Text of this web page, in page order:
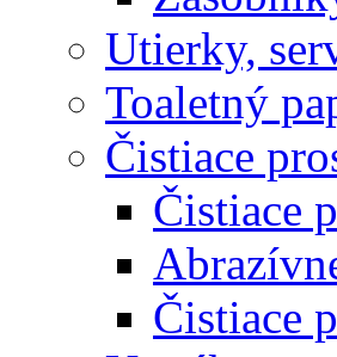
Utierky,
Toaletný
Čistiace
Čistiace
Čistiace